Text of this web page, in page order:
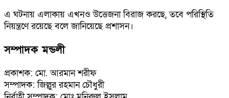
এ ঘটনায় এলাকায় এখনও উত্তেজনা বিরাজ করছে, তবে পরিস্থিতি
নিয়ন্ত্রণে রয়েছে বলে জানিয়েছে প্রশাসন।
সম্পাদক মন্ডলী
প্রকাশক: মো. আরমান শরীফ
সম্পাদক: জিল্লুর রহমান চৌধুরী